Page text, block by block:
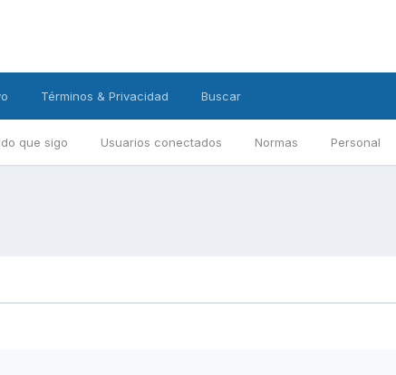
que sigo Usuarios conectados Normas Personal
Términos & Privacidad Buscar